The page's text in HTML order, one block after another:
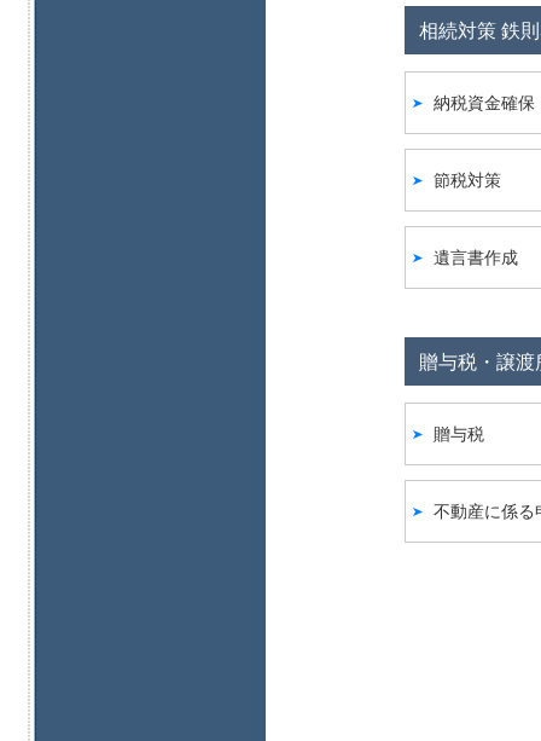
相続対策 鉄
納税資金確保
節税対策
遺言書作成
贈与税・譲渡
贈与税
不動産に係る